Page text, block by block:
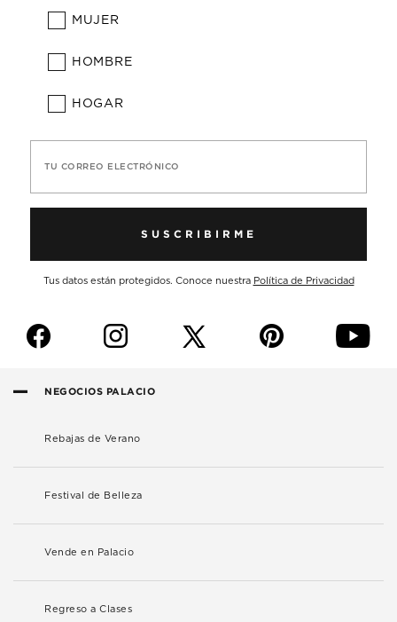
MUJER
HOMBRE
HOGAR
TU CORREO ELECTRÓNICO
SUSCRIBIRME
Tus datos están protegidos. Conoce nuestra Política de Privacidad
f i p y
NEGOCIOS PALACIO
Rebajas de Verano
Festival de Belleza
Vende en Palacio
Regreso a Clases